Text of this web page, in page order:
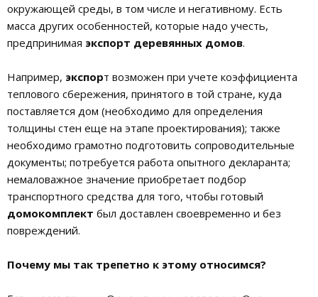
окружающей среды, в том числе и негативному. Есть
масса других особенностей, которые надо учесть,
предпринимая экспорт деревянных домов.
Например, экспорт возможен при учете коэффициента
теплового сбережения, принятого в той стране, куда
поставляется дом (необходимо для определения
толщины стен еще на этапе проектирования); также
необходимо грамотно подготовить сопроводительные
документы; потребуется работа опытного декларанта;
немаловажное значение приобретает подбор
транспортного средства для того, чтобы готовый
домокомплект был доставлен своевременно и без
повреждений.
Почему мы так трепетно к этому относимся?